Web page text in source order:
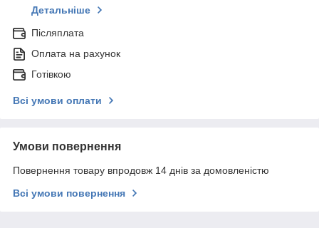
Детальніше
Післяплата
Оплата на рахунок
Готівкою
Всі умови оплати
Умови повернення
Повернення товару впродовж 14 днів за домовленістю
Всі умови повернення